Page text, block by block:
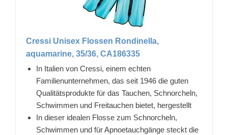
Cressi Unisex Flossen Rondinella,
aquamarine, 35/36, CA186335
In Italien von Cressi, einem echten
Familienunternehmen, das seit 1946 die guten
Qualitätsprodukte für das Tauchen, Schnorcheln,
Schwimmen und Freitauchen bietet, hergestellt
In dieser idealen Flosse zum Schnorcheln,
Schwimmen und für Apnoetauchgänge steckt die